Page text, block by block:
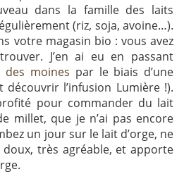
dans la famille des laits
(riz, soja, avoine…).
votre magasin bio : vous avez
J’en ai eu en passant
des moines par le biais d’une
découvrir l’infusion Lumière !).
pour commander du lait
millet, que je n’ai pas encore
un jour sur le lait d’orge, ne
très agréable, et apporte